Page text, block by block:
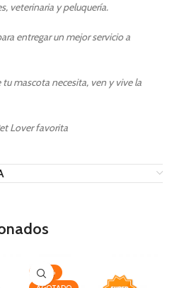
veterinaria y peluquería.
entregar un mejor servicio a
mascota necesita, ven y vive la
Lover favorita
-20%